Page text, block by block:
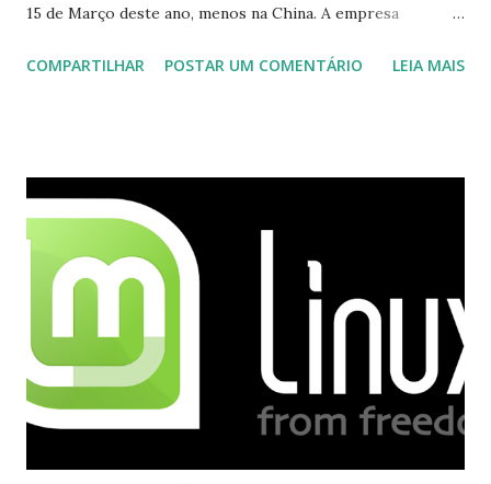
15 de Março deste ano, menos na China. A empresa
integrado com o serviço do MSN, segundo a empresa, os
o Windows Live (assim como muitos profissionais de TI) ,
mesmo na versão para Linux, claro, sempre existem outras
opções e o Pidgin, que se mostra como opção.
COMPARTILHAR POSTAR UM COMENTÁRIO LEIA MAIS